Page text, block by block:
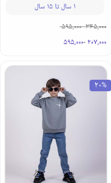
1 سال تا 15 سال
345,000
-
595,000
207,000
-
595,000
20%